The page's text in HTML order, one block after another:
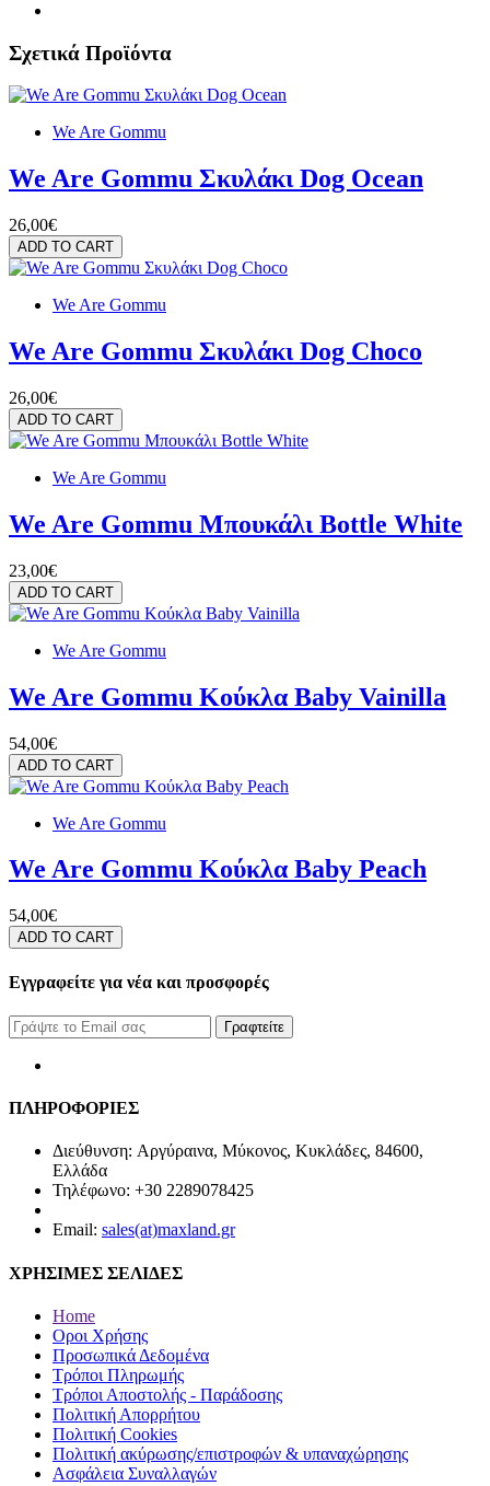
Σχετικά Προϊόντα
We Are Gommu
We Are Gommu Σκυλάκι Dog Ocean
26,00€
ADD TO CART
We Are Gommu
We Are Gommu Σκυλάκι Dog Choco
26,00€
ADD TO CART
We Are Gommu
We Are Gommu Μπουκάλι Bottle White
23,00€
ADD TO CART
We Are Gommu
We Are Gommu Κούκλα Baby Vainilla
54,00€
ADD TO CART
We Are Gommu
We Are Gommu Κούκλα Baby Peach
54,00€
ADD TO CART
Εγγραφείτε για νέα και προσφορές
Γραφτείτε
ΠΛΗΡΟΦΟΡΙΕΣ
Διεύθυνση: Αργύραινα, Μύκονος, Κυκλάδες, 84600,
Ελλάδα
Τηλέφωνο: +30 2289078425
Email: sales(at)maxland.gr
ΧΡΗΣΙΜΕΣ ΣΕΛΙΔΕΣ
Home
Οροι Χρήσης
Προσωπικά Δεδομένα
Τρόποι Πληρωμής
Τρόποι Αποστολής - Παράδοσης
Πολιτική Απορρήτου
Πολιτική Cookies
Πολιτική ακύρωσης/επιστροφών & υπαναχώρησης
Ασφάλεια Συναλλαγών